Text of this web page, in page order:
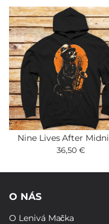
Nine Lives After
36,50 €
O NÁS
O Lenivá Mačka